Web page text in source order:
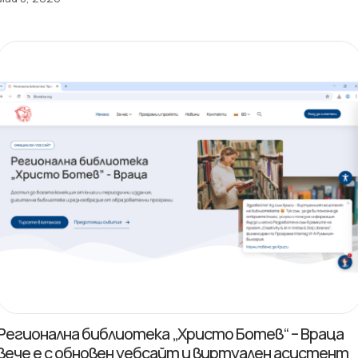
библиотека „Христо Ботев“ – Враца
е с обновен уебсайт и виртуален асистент